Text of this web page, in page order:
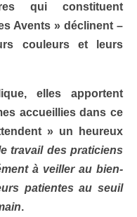
qui constituent
Avents » déclinent –
couleurs et leurs
elles apportent
accueillies dans ce
» un heureux
travail des praticiens
à veiller au bien-
patientes au seuil
.